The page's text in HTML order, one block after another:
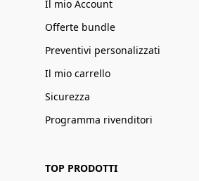
Il mio Account
Offerte bundle
Preventivi personalizzati
Il mio carrello
Sicurezza
Programma rivenditori
TOP PRODOTTI